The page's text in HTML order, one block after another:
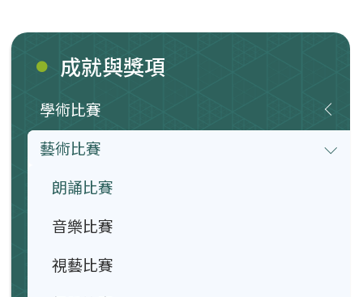
成就與獎項
學術比賽
藝術比賽
朗誦比賽
音樂比賽
視藝比賽